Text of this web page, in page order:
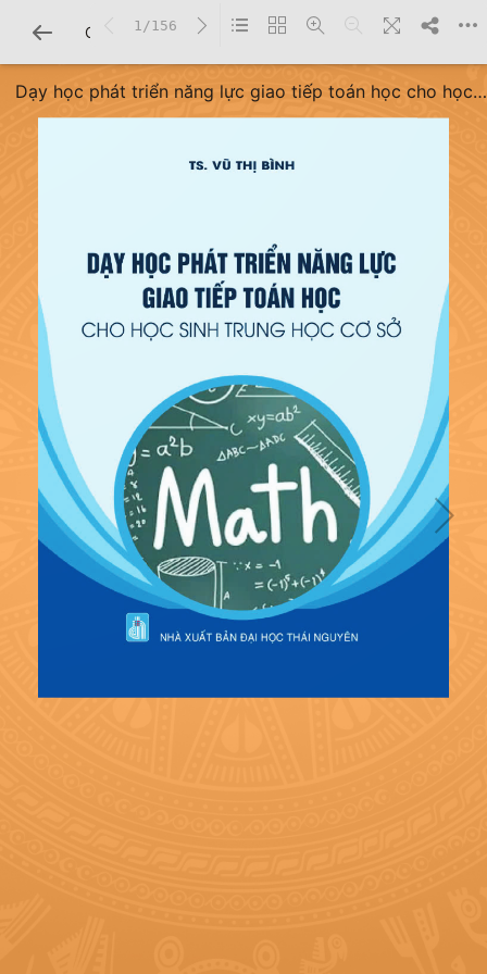
CHI TIẾT SÁCH
Dạy học phát triển năng lực giao tiếp toán học cho học
1/156